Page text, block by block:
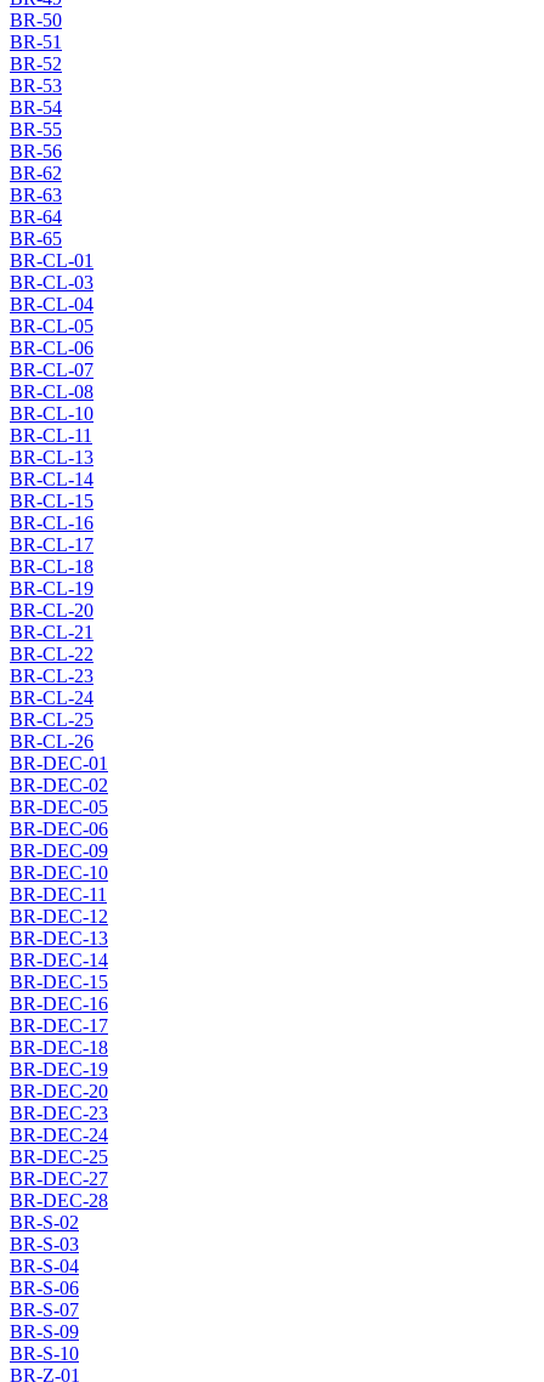
BR-50
BR-51
BR-52
BR-53
BR-54
BR-55
BR-56
BR-62
BR-63
BR-64
BR-65
BR-CL-01
BR-CL-03
BR-CL-04
BR-CL-05
BR-CL-06
BR-CL-07
BR-CL-08
BR-CL-10
BR-CL-11
BR-CL-13
BR-CL-14
BR-CL-15
BR-CL-16
BR-CL-17
BR-CL-18
BR-CL-19
BR-CL-20
BR-CL-21
BR-CL-22
BR-CL-23
BR-CL-24
BR-CL-25
BR-CL-26
BR-DEC-01
BR-DEC-02
BR-DEC-05
BR-DEC-06
BR-DEC-09
BR-DEC-10
BR-DEC-11
BR-DEC-12
BR-DEC-13
BR-DEC-14
BR-DEC-15
BR-DEC-16
BR-DEC-17
BR-DEC-18
BR-DEC-19
BR-DEC-20
BR-DEC-23
BR-DEC-24
BR-DEC-25
BR-DEC-27
BR-DEC-28
BR-S-02
BR-S-03
BR-S-04
BR-S-06
BR-S-07
BR-S-09
BR-S-10
BR-Z-01